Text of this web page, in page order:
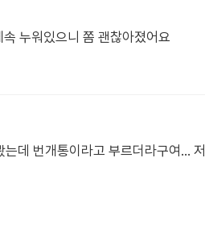
누워있으니 쫌 괜찮아졌어요
데 번개통이라고 부르더라구여...